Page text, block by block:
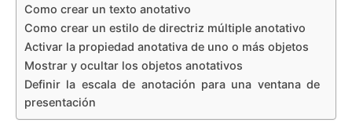
Como crear un texto anotativo
Como crear un estilo de directriz múltiple anotativo
Activar la propiedad anotativa de uno o más objetos
Mostrar y ocultar los objetos anotativos
Definir la escala de anotación para una ventana de
presentación